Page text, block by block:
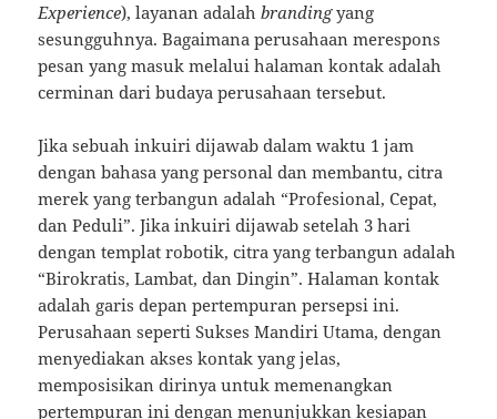
Experience), layanan adalahbrandingyang
sesungguhnya. Bagaimana perusahaan merespons
pesan yang masuk melalui halaman kontak adalah
cerminan dari budaya perusahaan tersebut.
Jika sebuah inkuiri dijawab dalam waktu 1 jam
dengan bahasa yang personal dan membantu, citra
merek yang terbangun adalah “Profesional, Cepat,
dan Peduli”. Jika inkuiri dijawab setelah 3 hari
dengan templat robotik, citra yang terbangun adalah
“Birokratis, Lambat, dan Dingin”. Halaman kontak
adalah garis depan pertempuran persepsi ini.
Perusahaan seperti Sukses Mandiri Utama, dengan
menyediakan akses kontak yang jelas,
memposisikan dirinya untuk memenangkan
pertempuran ini dengan menunjukkan kesiapan